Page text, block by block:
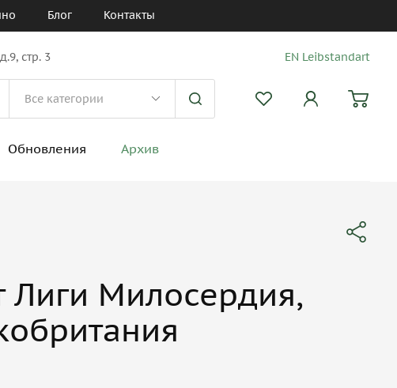
Блог Контакты
стр. 3 EN Leibstandart
Обновления Архив
Лиги Милосердия,